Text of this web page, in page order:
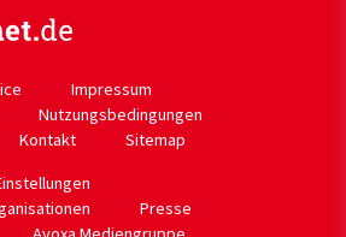
Impressum
Nutzungsbedingungen
Kontakt
Sitemap
Presse